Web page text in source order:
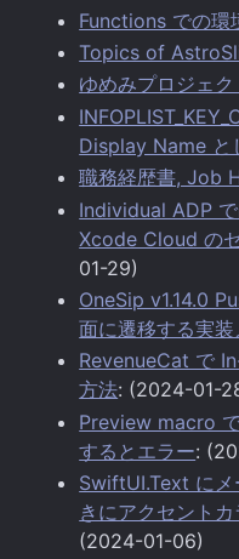
Functions での環
Topics of
ゆめみプロジェ
Display Name と
職務経歴書, Job
Individual ADP
Xcode Cloud の
01-29)
OneSip v1.14.0
面に遷移する実装
RevenueCat で
方法: (2024-01-
Preview macro
するとエラー:
SwiftUI.Text にメ
きにアクセント
(2024-01-06)